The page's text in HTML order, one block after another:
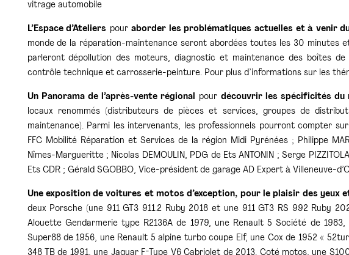
vitrage automobile
L’Espace d’Ateliers pouraborder les problématiques actuelles et à venir
monde de la réparation-maintenance seront abordées toutes les 30 minutes
parleront dépollution des moteurs, diagnostic et maintenance des boîtes de
contrôle technique et carrosserie-peinture. Pour plus d’informations sur les
Un Panorama de l’après-vente régional pour découvrir les spécificités du
locaux renommés (distributeurs de pièces et services, groupes de
maintenance). Parmi les intervenants, les professionnels pourront compter
FFC Mobilité Réparation et Services de la région Midi Pyrénées ; Philippe
Nîmes-Margueritte ; Nicolas DEMOULIN, PDG de Ets ANTONIN ; Serge
Ets CDR ; Gérald SGOBBO, Vice-président de garage AD Expert à Villeneuve-
Une exposition de voitures et motos d’exception, pour le plaisir des yeux
deux Porsche (une 911 GT3 911.2 Ruby 2018 et une 911 GT3 RS 992 Ruby
Alouette Gendarmerie type R2136A de 1979, une Renault 5 Société de
Super88 de 1956, une Renault 5 alpine turbo coupe Elf, une Cox de 1952 «
348 TB de 1991, une Jaguar F-Type V6 Cabriolet de 2013. Coté motos, une